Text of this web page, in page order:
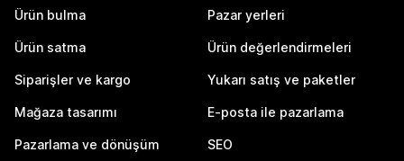
Ürün bulma
Ürün satma
Siparişler ve kargo
Mağaza tasarımı
Pazarlama ve dönüşüm
Pazar yerleri
Ürün değerlendirmeleri
Yukarı satış ve paketler
E-posta ile pazarlama
SEO